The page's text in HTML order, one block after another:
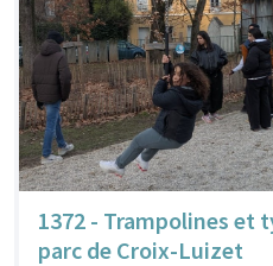
1372 - Trampolines et
parc de Croix-Luizet